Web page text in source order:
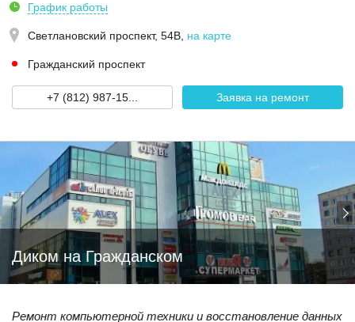
График работы
Светлановский проспект, 54В на карте
Гражданский проспект
+7 (812) 987-15... Заявка на ремонт
Диком на Гражданском
Ремонт компьютерной техники и восстановление данных